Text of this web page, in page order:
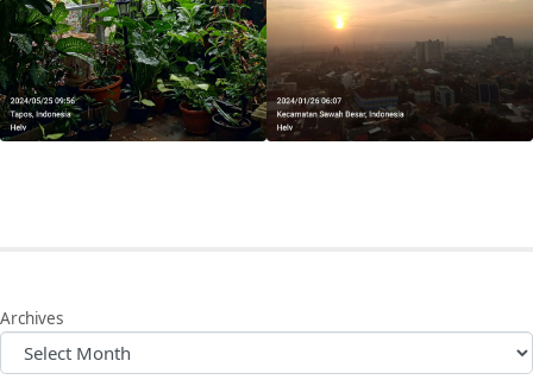
Archives